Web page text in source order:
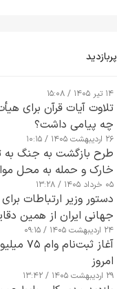
پربازدید
۱۴ تیر ۱۴۰۵ / ۱۵:۰۸
تلاوت آیات قرآن برای
چه پیامی داشت؟
۲۶ اردیبهشت ۱۴۰۵ / ۱۰:۱۵
طرح‌ بازگشت به جنگ به
خارک و حمله به محل
۰۵ خرداد ۱۴۰۵ / ۱۳:۲۸
دستور وزیر ارتباطات
جهانی ایران از همین
تا ۲۴ ساعت آینده
۲۴ اردیبهشت ۱۴۰۵ / ۰۹:۱۵
آغاز
امروز
۲۹ اردیبهشت ۱۴۰۵ / ۱۳:۴۲